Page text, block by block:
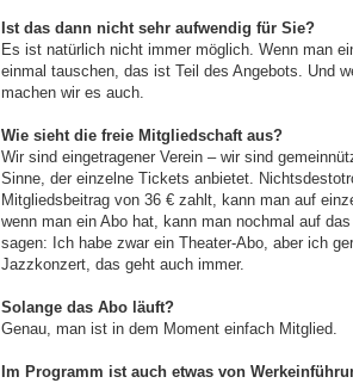
Ist das dann nicht sehr aufwendig für Sie?
Es ist natürlich nicht immer möglich. Wenn man
einmal tauschen, das ist Teil des Angebots. Und
machen wir es auch.
Wie sieht die freie Mitgliedschaft aus?
Wir sind eingetragener Verein – wir sind
Sinne, der einzelne Tickets anbietet.
Mitgliedsbeitrag von 36 € zahlt, kann man auf
wenn man ein Abo hat, kann man nochmal auf
sagen: Ich habe zwar ein Theater-Abo, aber ich
Jazzkonzert, das geht auch immer.
Solange das Abo läuft?
Genau, man ist in dem Moment einfach Mitglied.
Im Programm ist auch etwas von